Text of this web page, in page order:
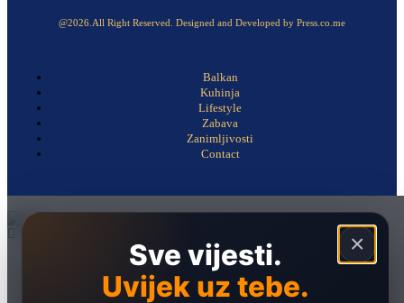
@2026.All Right Reserved. Designed and Developed by Press.co.me
Balkan
Kuhinja
Lifestyle
Zabava
Zanimljivosti
Contact
×
Sve vijesti.
Uvijek uz tebe.